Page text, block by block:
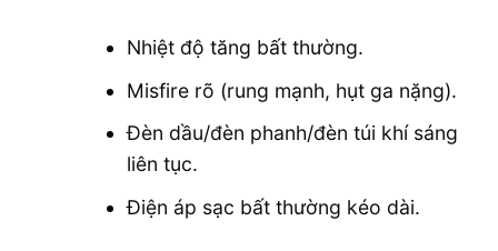
Nhiệt độ tăng bất thường.
Misfire rõ (rung mạnh, hụt ga nặng).
Đèn dầu/đèn phanh/đèn túi khí sáng
liên tục.
Điện áp sạc bất thường kéo dài.